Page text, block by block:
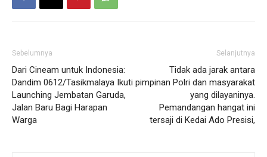
Sebelumnya
Dari Cineam untuk Indonesia:
Dandim 0612/Tasikmalaya Ikuti
Launching Jembatan Garuda,
Jalan Baru Bagi Harapan
Warga
Selanjutnya
Tidak ada jarak antara
pimpinan Polri dan masyarakat
yang dilayaninya.
Pemandangan hangat ini
tersaji di Kedai Ado Presisi,